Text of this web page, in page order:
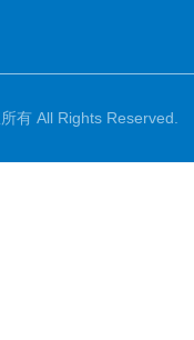
有 All Rights Reserved.